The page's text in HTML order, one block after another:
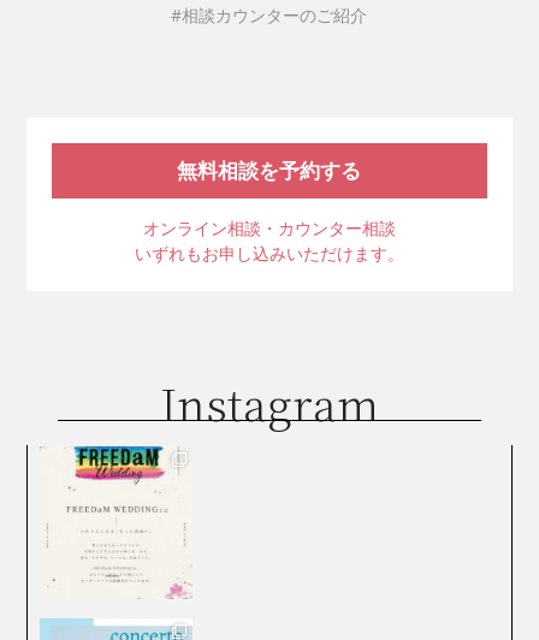
#相談カウンターのご紹介
無料相談を予約する
オンライン相談・カウンター相談
いずれもお申し込みいただけます。
Instagram